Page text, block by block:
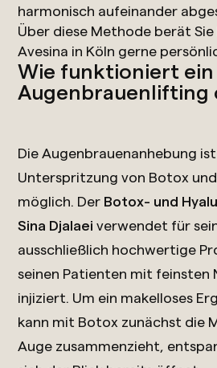
harmonisch aufeinander
Über diese Methode berät Sie
Avesina in Köln gerne
Wie funktioniert ein
Augenbrauenlifting
Die Augenbrauenanhebung
Unterspritzung von Botox
möglich. Der Botox- und
Sina Djalaei verwendet für
ausschließlich hochwertige
seinen Patienten mit feinsten
injiziert. Um ein makelloses
kann mit Botox zunächst die
Auge zusammenzieht,